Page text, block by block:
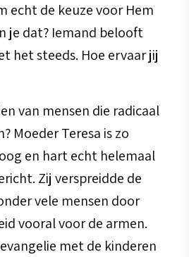
echt de keuze voor Hem
je dat? Iemand belooft
het steeds. Hoe ervaar jij
van mensen die radicaal
Moeder Teresa is zo
en hart echt helemaal
Zij verspreidde de
vele mensen door
vooral voor de armen.
met de kinderen